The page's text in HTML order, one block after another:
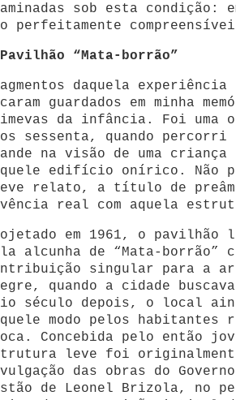
sob esta condição:
perfeitamente
“Mata-borrão”
daquela
guardados em minha
da infância. Foi uma
sessenta, quando percorri
na visão de uma
edifício onírico. Não
relato, a título de
real com aquela
em 1961, o pavilhão
alcunha de “Mata-borrão”
singular para a
quando a cidade
século depois, o local
modo pelos habitantes
Concebida pelo então
leve foi
das obras do
de Leonel Brizola, no